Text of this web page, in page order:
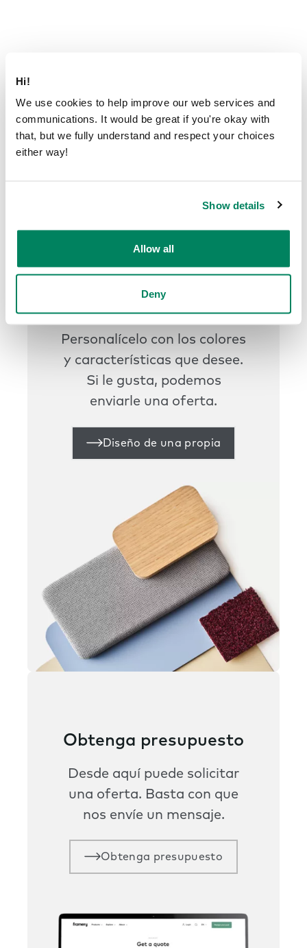
Hi!
We use cookies to help improve our web services and
communications. It would be great if you're okay with
that, but we fully understand and respect your choices
either way!
Show details
Allow all
Deny
Empiece hoy
Personalícelo con los colores
y características que desee.
Si le gusta, podemos
enviarle una oferta.
Diseño de una propia
Obtenga presupuesto
Desde aquí puede solicitar
una oferta. Basta con que
nos envíe un mensaje.
Obtenga presupuesto